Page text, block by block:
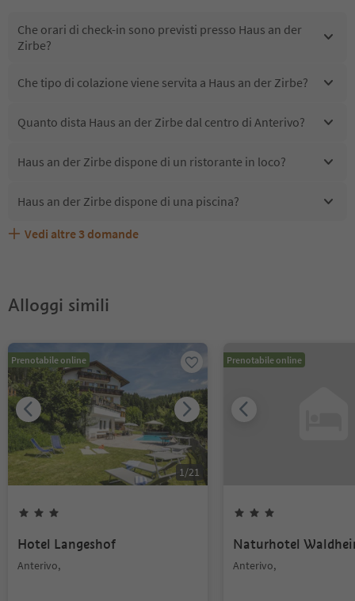
Che orari di check-in sono previsti presso Haus an der
Zirbe?
Che tipo di colazione viene servita a Haus an der Zirbe?
Quanto dista Haus an der Zirbe dal centro di Anterivo?
Haus an der Zirbe dispone di un ristorante in loco?
Haus an der Zirbe dispone di una piscina?
Haus an der Zirbe accetta animali domestici?
Quali servizi/attività sono disponibili presso Haus an der
Gli ospiti di Haus an der Zirbe ricevono l'Alto Adige Guest
Vedi altre 3 domande
Alloggi simili
Prenotabile online
1/21
Hotel Langeshof
Anterivo,
Prenotabile online
Naturhotel
Anterivo,